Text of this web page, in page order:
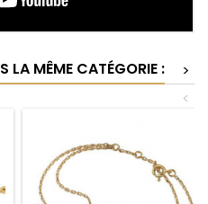
LA MÊME CATÉGORIE :
>
<